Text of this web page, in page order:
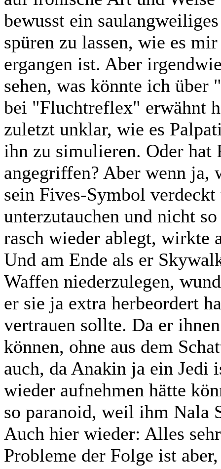
bewusst ein
spüren zu lassen, wie es
ergangen ist. Aber
sehen, was könnte ich über
bei "Fluchtreflex" erwähnt
zuletzt unklar, wie es
ihn zu simulieren. Oder
angegriffen? Aber wenn ja,
sein Fives-Symbol
unterzutauchen und nicht
rasch wieder ablegt, wirkte
Und am Ende als er
Waffen niederzulegen,
er sie ja extra herbeordert
vertrauen sollte. Da er
können, ohne aus dem
auch, da Anakin ja ein Jedi
wieder aufnehmen hätte
so paranoid, weil ihm Nala
Auch hier wieder: Alles
Probleme der Folge ist